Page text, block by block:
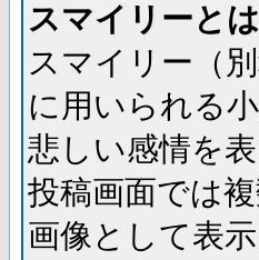
スマイリーと
スマイリー（
に用いられる
悲しい感情を
投稿画面では
画像として表